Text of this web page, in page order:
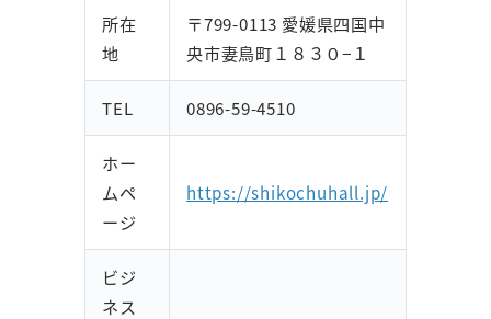
所在
地
〒799-0113 愛媛県四国中
央市妻鳥町１８３０−１
TEL 0896-59-4510
ホー
ムペ
ージ
https://shikochuhall.jp/
ビジ
ネス